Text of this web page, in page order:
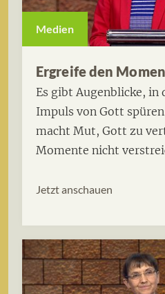
Medien
Ergreife den
Es gibt Augenblicke, in
Impuls von Gott
macht Mut, Gott zu
Momente nicht
Jetzt anschauen